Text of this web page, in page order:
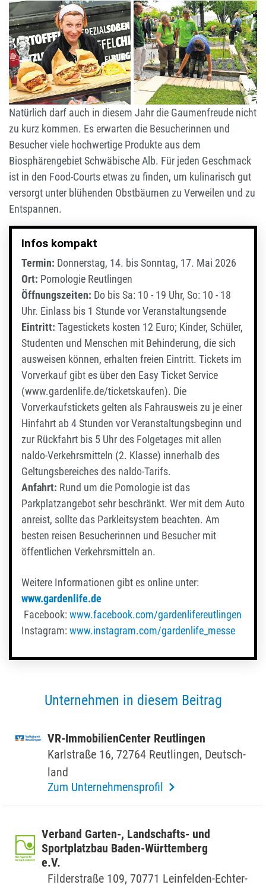
Kleine, nach Plangebaute
Gärten der Auszubildenden
des Garten- und
Landschaftsbaus aus der
Region Neckar-Alb kann man
auf der Garden Life
bestaunen und sich im
Anschluss mit regionalen
Köstlichkeiten stärken. Foto:
Veranstalter
Kleine, nach Plangebaute
Gärten der Auszubildenden
des Garten- und
Landschaftsbaus aus der
Region Neckar-Alb kann man
auf der Garden Life
bestaunen und sich im
Anschluss mit regionalen
Köstlichkeiten stärken. Foto:
Veranstalter
Natürlich darf auch in diesem Jahr die Gaumenfreude nicht
zu kurz kommen. Es erwarten die Besucherinnen und
Besucher viele hochwertige Produkte aus dem
Biosphärengebiet Schwäbische Alb. Für jeden Geschmack
ist in den Food-Courts etwas zu finden, um kulinarisch gut
versorgt unter blühenden Obstbäumen zu Verweilen und zu
Entspannen.
Infos kompakt
Termin: Donnerstag, 14. bis Sonntag, 17. Mai 2026
Ort: Pomologie Reutlingen
Öffnungszeiten: Do bis Sa: 10 - 19 Uhr, So: 10 - 18
Uhr. Einlass bis 1 Stunde vor Veranstaltungsende
Eintritt: Tagestickets kosten 12 Euro; Kinder, Schüler,
Studenten und Menschen mit Behinderung, die sich
ausweisen können, erhalten freien Eintritt. Tickets im
Vorverkauf gibt es über den Easy Ticket Service
(www.gardenlife.de/ticketskaufen). Die
Vorverkaufstickets gelten als Fahrausweis zu je einer
Hinfahrt ab 4 Stunden vor Veranstaltungsbeginn und
zur Rückfahrt bis 5 Uhr des Folgetages mit allen
naldo-Verkehrsmitteln (2. Klasse) innerhalb des
Geltungsbereiches des naldo-Tarifs.
Anfahrt: Rund um die Pomologie ist das
Parkplatzangebot sehr beschränkt. Wer mit dem Auto
anreist, sollte das Parkleitsystem beachten. Am
besten reisen Besucherinnen und Besucher mit
öffentlichen Verkehrsmitteln an.
Weitere Informationen gibt es online unter:
www.gardenlife.de
Facebook: www.facebook.com/gardenlifereutlingen
Instagram: www.instagram.com/gardenlife_messe
Unternehmen in diesem Beitrag
VR-Immo­bi­li­en­Center Reut­lingen
Karl­straße 16, 72764 Reut­lingen, Deutsch­
land
Zum Unternehmensprofil
Verband Garten-, Land­schafts- und
Sport­platzbau Baden-Würt­tem­berg
e.V.
Filder­straße 109, 70771 Lein­felden-Echter­